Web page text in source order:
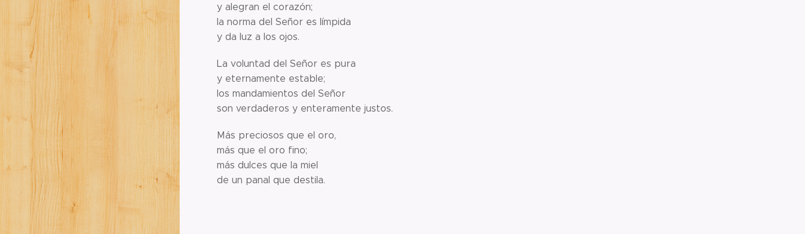
y alegran el corazón;
la norma del Señor es límpida
y da luz a los ojos.
La voluntad del Señor es pura
y eternamente estable;
los mandamientos del Señor
son verdaderos y enteramente justos.
Más preciosos que el oro,
más que el oro fino;
más dulces que la miel
de un panal que destila.